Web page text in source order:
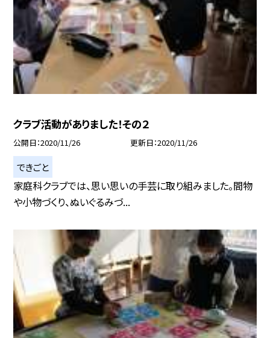
クラブ活動がありました！その２
公開日 2020/11/26 更新日 2020/11/26
できごと
家庭科クラブでは、思い思いの手芸に取り組みました。間物
や小物づくり、ぬいぐるみづ...